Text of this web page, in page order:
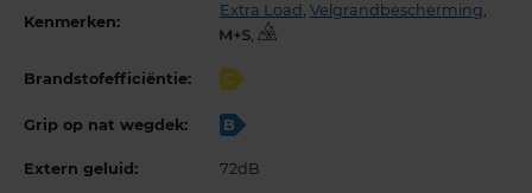
Kenmerken:
Extra Load , Velgrandbescherming,
,
Brandstofefficiëntie: C
Grip op nat wegdek: B
Extern geluid: 72dB